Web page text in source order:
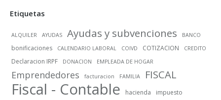
Etiquetas
ALQUILER AYUDAS Ayudas y subvenciones BANCO
bonificaciones CALENDARIO LABORAL COIVD COTIZACION CREDITO
Declaracion IRPF DONACION EMPLEADA DE HOGAR
Emprendedores facturacion FAMILIA FISCAL
Fiscal - Contable hacienda
impuesto